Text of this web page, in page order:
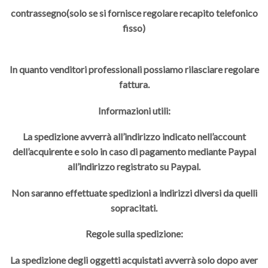
contrassegno(solo se si fornisce regolare recapito telefonico
fisso)
In quanto venditori professionali possiamo rilasciare regolare
fattura.
Informazioni utili:
La spedizione avverrà all’indirizzo indicato nell’account
dell’acquirente e solo in caso di pagamento mediante Paypal
all’indirizzo registrato su Paypal.
Non saranno effettuate spedizioni a indirizzi diversi da quelli
sopracitati.
Regole sulla spedizione:
La spedizione degli oggetti acquistati avverrà solo dopo aver